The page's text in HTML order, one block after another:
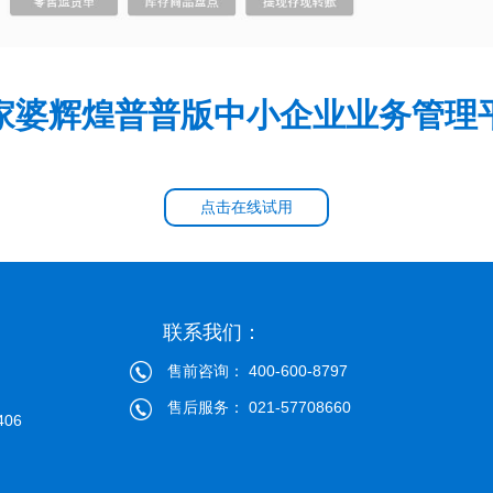
婆辉煌普普版中小企业业务管理
点击在线试用
联系我们：
售前咨询： 400-600-8797
售后服务： 021-57708660